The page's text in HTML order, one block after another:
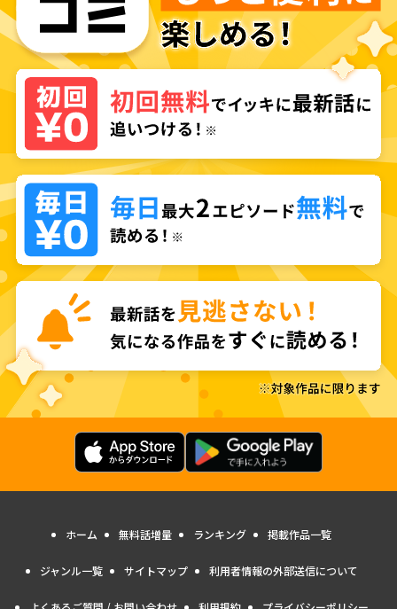
ホーム 無料話増量 ランキング 掲載作品一覧
ジャンル一覧 サイトマップ 利用者情報の外部送信について